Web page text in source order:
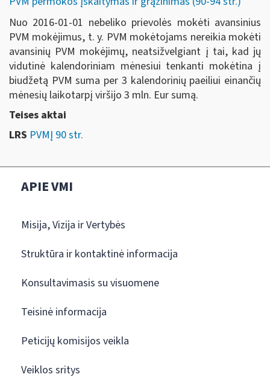
Nuo 2016-01-01 nebeliko prievolės mokėti avansinius
PVM mokėjimus, t. y. PVM mokėtojams nereikia mokėti
avansinių PVM mokėjimų, neatsižvelgiant į tai, kad jų
vidutinė kalendoriniam mėnesiui tenkanti mokėtina į
biudžetą PVM suma per 3 kalendorinių paeiliui einančių
mėnesių laikotarpį viršijo 3 mln. Eur sumą.
Teises aktai
LRS PVMĮ 90 str.
APIE VMI
Misija, Vizija ir Vertybės
Struktūra ir kontaktinė informacija
Konsultavimasis su visuomene
Teisinė informacija
Peticijų komisijos veikla
Veiklos sritys